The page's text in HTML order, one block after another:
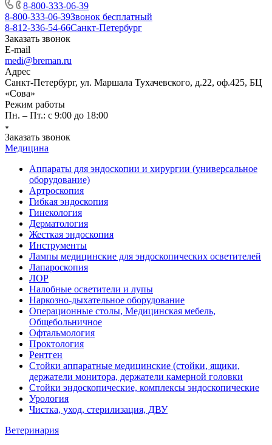
8-800-333-06-39
8-800-333-06-39Звонок бесплатный
8-812-336-54-66Санкт-Петербург
Заказать звонок
E-mail
medi@breman.ru
Адрес
Санкт-Петербург, ул. Маршала Тухачевского, д.22, оф.425, БЦ
«Сова»
Режим работы
Пн. – Пт.: с 9:00 до 18:00
Заказать звонок
Медицина
Аппараты для эндоскопии и хирургии (универсальное
оборудование)
Артроскопия
Гибкая эндоскопия
Гинекология
Дерматология
Жесткая эндоскопия
Инструменты
Лампы медицинские для эндоскопических осветителей
Лапароскопия
ЛОР
Налобные осветители и лупы
Наркозно-дыхательное оборудование
Операционные столы, Медицинская мебель,
Общебольничное
Офтальмология
Проктология
Рентген
Стойки аппаратные медицинские (стойки, ящики,
держатели монитора, держатели камерной головки
Стойки эндоскопические, комплексы эндоскопические
Урология
Чистка, уход, стерилизация, ДВУ
Ветеринария